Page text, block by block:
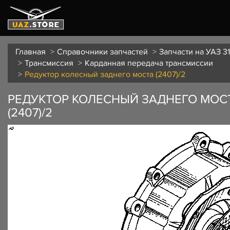
Главная Справочники запчастей
Запчасти на УАЗ
Трансмиссия
Карданная передача трансмиссии
Редуктор колесный заднего моста (2407)/2
РЕДУКТОР КОЛЕСНЫЙ ЗАДНЕГО
(2407)/2